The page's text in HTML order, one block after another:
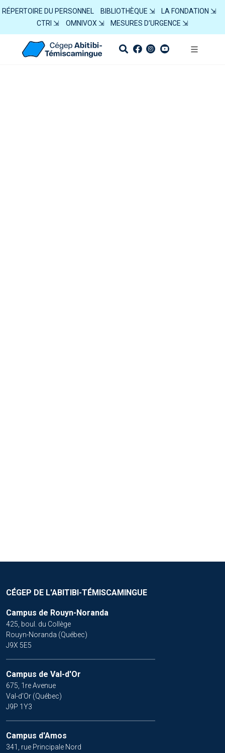
RÉPERTOIRE DU PERSONNEL BIBLIOTHÈQUE ⇲
LA FONDATION ⇲
CTRI ⇲
OMNIVOX ⇲ MESURES D’URGENCE ⇲
CÉGEP DE L'ABITIBI-TÉMISCAMINGUE
Campus de Rouyn-Noranda
425, boul. du Collège
Rouyn-Noranda (Québec)
J9X 5E5
Campus de Val-d'Or
675, 1re Avenue
Val-d'Or (Québec)
J9P 1Y3
Campus d'Amos
341, rue Principale Nord